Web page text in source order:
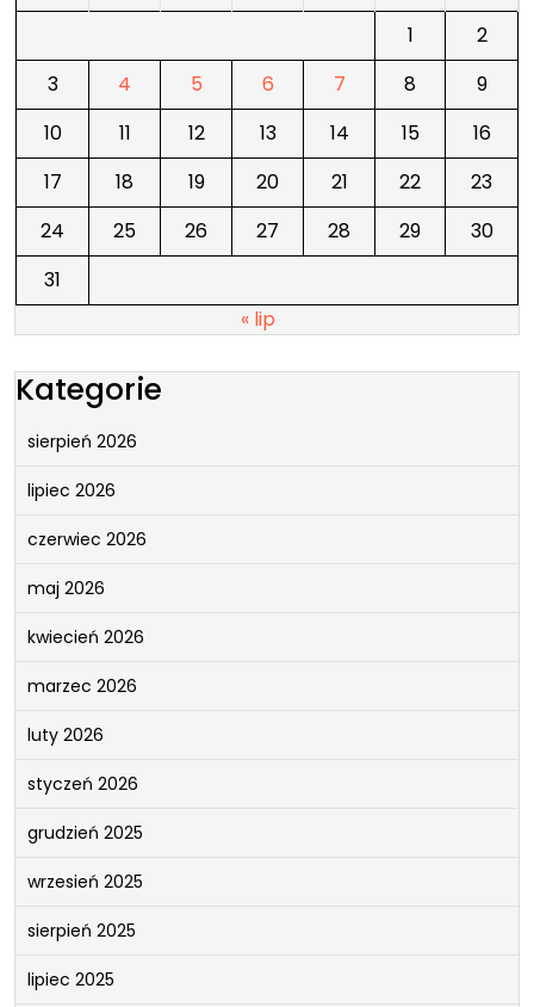
1
2
3
4 5 6 7 8
9
10
11 12 13 14 15
16
17
18 19 20 21 22
23
24
25 26 27 28 29
30
31
« lip
Kategorie
sierpień 2026
lipiec 2026
czerwiec 2026
maj 2026
kwiecień 2026
marzec 2026
luty 2026
styczeń 2026
grudzień 2025
wrzesień 2025
sierpień 2025
lipiec 2025